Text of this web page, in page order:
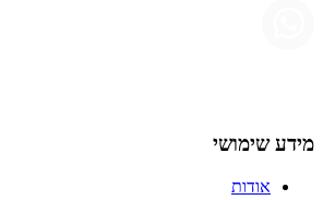
מידע שימושי
אודות